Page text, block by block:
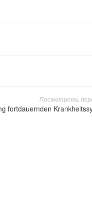
Посмотреть
fortdauernden